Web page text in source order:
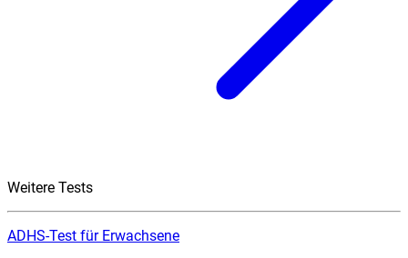
Weitere Tests
ADHS-Test für Erwachsene